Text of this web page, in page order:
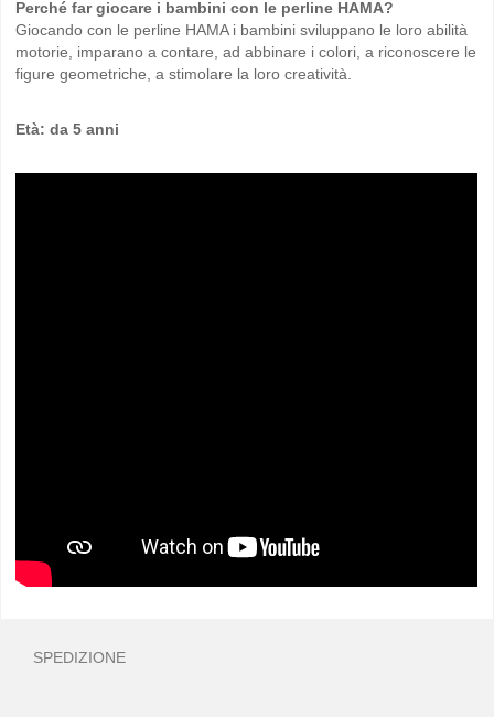
Perché far giocare i bambini con le perline HAMA?
Giocando con le perline HAMA i bambini sviluppano le loro abilità
motorie, imparano a contare, ad abbinare i colori, a riconoscere le
figure geometriche, a stimolare la loro creatività.
Età: da 5 anni
SPEDIZIONE